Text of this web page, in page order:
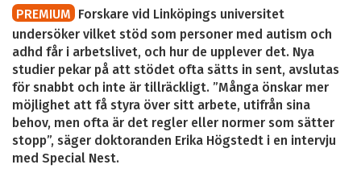
PREMIUM Forskare vid Linköpings universitet
undersöker vilket stöd som personer med autism och
adhd får i arbetslivet, och hur de upplever det. Nya
studier pekar på att stödet ofta sätts in sent, avslutas
för snabbt och inte är tillräckligt. ”Många önskar mer
möjlighet att få styra över sitt arbete, utifrån sina
behov, men ofta är det regler eller normer som sätter
stopp”, säger doktoranden Erika Högstedt i en intervju
med Special Nest.